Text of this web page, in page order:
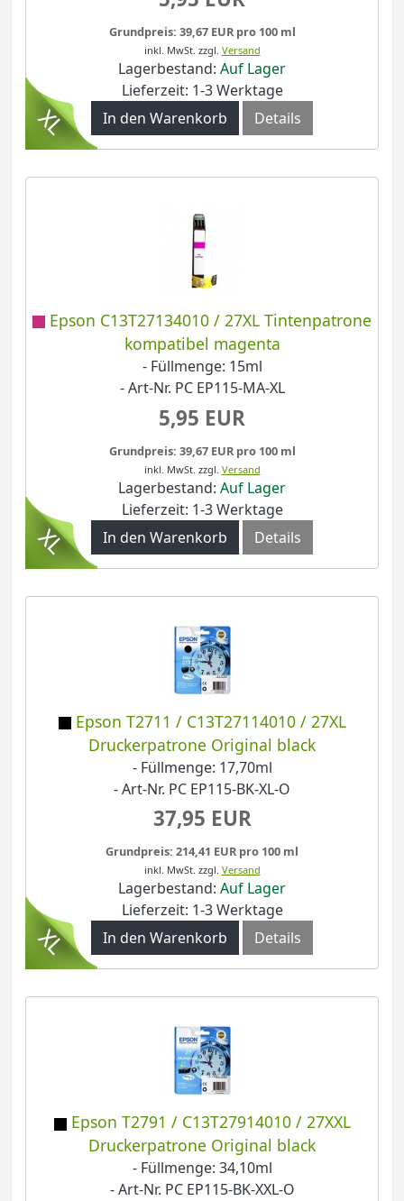
Grundpreis: 39,67 EUR pro 100 ml
inkl. MwSt. zzgl. Versand
Lagerbestand: Auf Lager
Lieferzeit: 1-3 Werktage
In den Warenkorb
Details
Epson C13T27134010 / 27XL Tintenpatrone
kompatibel magenta
- Füllmenge: 15ml
- Art-Nr. PC EP115-MA-XL
5,95 EUR
Grundpreis: 39,67 EUR pro 100 ml
inkl. MwSt. zzgl. Versand
Lagerbestand: Auf Lager
Lieferzeit: 1-3 Werktage
In den Warenkorb
Details
Epson T2711 / C13T27114010 / 27XL
Druckerpatrone Original black
- Füllmenge: 17,70ml
- Art-Nr. PC EP115-BK-XL-O
37,95 EUR
Grundpreis: 214,41 EUR pro 100 ml
inkl. MwSt. zzgl. Versand
Lagerbestand: Auf Lager
Lieferzeit: 1-3 Werktage
In den Warenkorb
Details
Epson T2791 / C13T27914010 / 27XXL
Druckerpatrone Original black
- Füllmenge: 34,10ml
- Art-Nr. PC EP115-BK-XXL-O